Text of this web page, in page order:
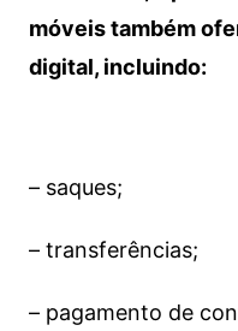
móveis também
digital, incluindo:
– saques;
– transferências;
– pagamento de